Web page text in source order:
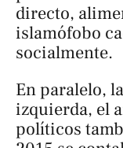
directo,
islamófobo
socialmente.
En paralelo,
izquierda, el
políticos